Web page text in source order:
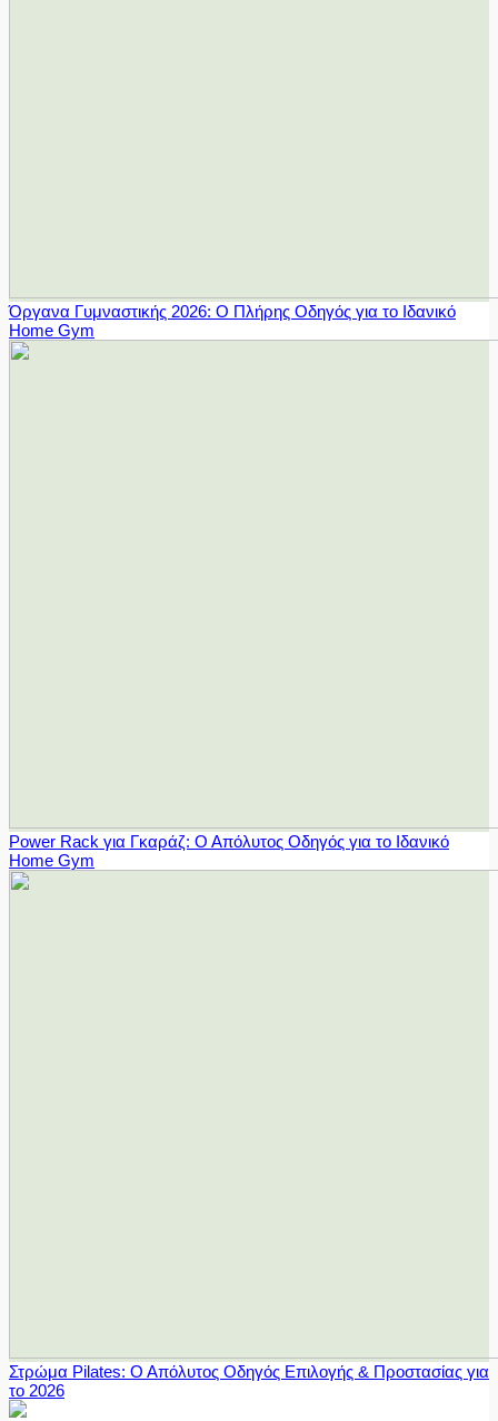
Όργανα Γυμναστικής 2026: Ο Πλήρης Οδηγός για το Ιδανικό
Home Gym
Power Rack για Γκαράζ: Ο Απόλυτος Οδηγός για το Ιδανικό
Home Gym
Στρώμα Pilates: Ο Απόλυτος Οδηγός Επιλογής & Προστασίας για
το 2026